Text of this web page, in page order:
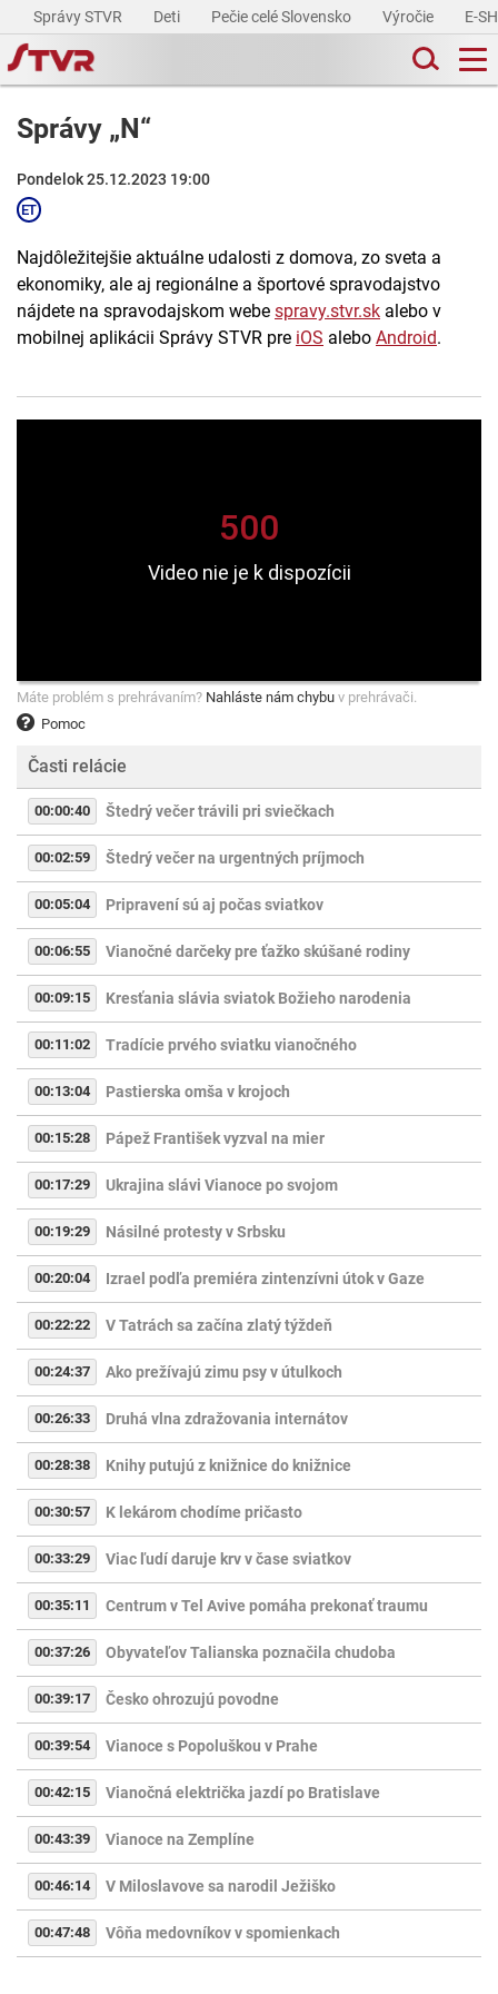
Správy STVR Deti Pečie celé Slovensko Výročie E-
Správy „N“
Pondelok 25.12.2023 19:00
Najdôležitejšie aktuálne udalosti z domova, zo sveta a
ekonomiky, ale aj regionálne a športové spravodajstvo
nájdete na spravodajskom webe spravy.stvr.sk alebo v
mobilnej aplikácii Správy STVR pre iOS alebo Android.
Pomoc
Máte problém s prehrávaním? Nahláste nám chybu v prehrávači.
Časti relácie
00:00:40 Štedrý večer trávili pri sviečkach
00:02:59 Štedrý večer na urgentných príjmoch
00:05:04 Pripravení sú aj počas sviatkov
00:06:55 Vianočné darčeky pre ťažko skúšané rodiny
00:09:15 Kresťania slávia sviatok Božieho narodenia
00:11:02 Tradície prvého sviatku vianočného
00:13:04 Pastierska omša v krojoch
00:15:28 Pápež František vyzval na mier
00:17:29 Ukrajina slávi Vianoce po svojom
00:19:29 Násilné protesty v Srbsku
00:20:04 Izrael podľa premiéra zintenzívni útok v Gaze
00:22:22 V Tatrách sa začína zlatý týždeň
00:24:37 Ako prežívajú zimu psy v útulkoch
00:26:33 Druhá vlna zdražovania internátov
00:28:38 Knihy putujú z knižnice do knižnice
00:30:57 K lekárom chodíme pričasto
00:33:29 Viac ľudí daruje krv v čase sviatkov
00:35:11 Centrum v Tel Avive pomáha prekonať traumu
00:37:26 Obyvateľov Talianska poznačila chudoba
00:39:17 Česko ohrozujú povodne
00:39:54 Vianoce s Popoluškou v Prahe
00:42:15 Vianočná električka jazdí po Bratislave
00:43:39 Vianoce na Zemplíne
00:46:14 V Miloslavove sa narodil Ježiško
00:47:48 Vôňa medovníkov v spomienkach